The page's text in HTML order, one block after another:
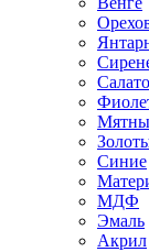
Синие
МДФ
Эмаль
Акрил